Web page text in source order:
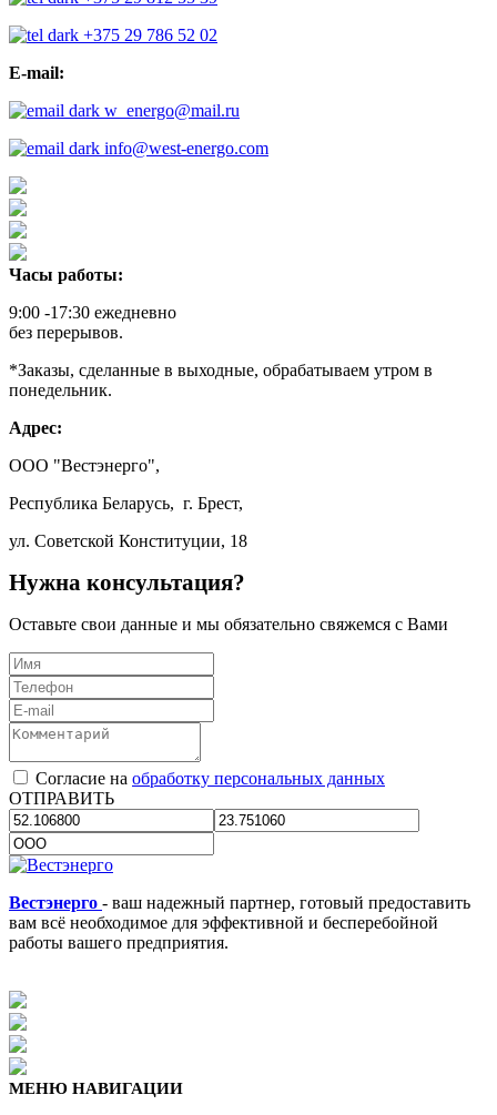
+375 29 786 52 02
E-mail:
w_energo@mail.ru
info@west-energo.com
Часы работы:
9:00 -17:30 ежедневно
без перерывов.
*Заказы, сделанные в выходные, обрабатываем утром в
понедельник.
Адрес:
ООО "Вестэнерго",
Республика Беларусь, г. Брест,
ул. Советской Конституции, 18
Нужна консультация?
Оставьте свои данные и мы обязательно свяжемся с Вами
Согласие на обработку персональных данных
ОТПРАВИТЬ
Вестэнерго - ваш надежный партнер, готовый предоставить
вам всё необходимое для эффективной и бесперебойной
работы вашего предприятия.
МЕНЮ НАВИГАЦИИ